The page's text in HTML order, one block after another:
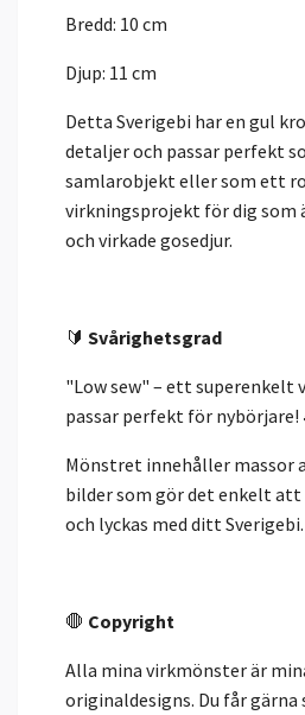
Bredd: 10 cm
Djup: 11 cm
Detta Sverigebi har en gul
detaljer och passar perfekt
samlarobjekt eller som ett
virkningsprojekt för dig som
och virkade gosedjur.
🔰 Svårighetsgrad
"Low sew" – ett superenkelt
passar perfekt för nybörjare!
Mönstret innehåller massor
bilder som gör det enkelt
och lyckas med ditt Sverigebi.
🛑 Copyright
Alla mina virkmönster är
originaldesigns. Du får gärna